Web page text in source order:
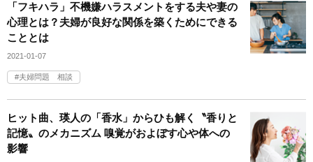
「フキハラ」不機嫌ハラスメントをする夫や妻の
心理とは？夫婦が良好な関係を築くためにできる
こととは
2021-01-07
夫婦問題 相談
ヒット曲、瑛人の「香水」からひも解く〝香りと
記憶〟のメカニズム 嗅覚がおよぼす心や体への
影響